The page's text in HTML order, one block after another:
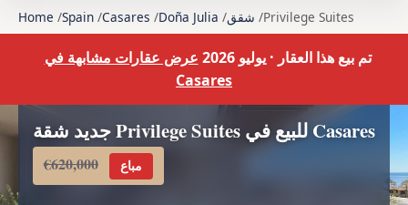
Home Spain Casares Doña Julia شقق Privilege Suites
تم بيع هذا العقار · يوليو 2026
عرض عقارات مشابهة في
Casares
جديد شقة Privilege Suites للبيع في Casares
€620,000 مباع